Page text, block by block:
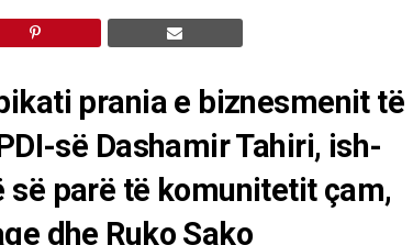
prania e biznesmenit të
së Dashamir Tahiri, ish-
parë të komunitetit çam,
dhe Ruko Sako